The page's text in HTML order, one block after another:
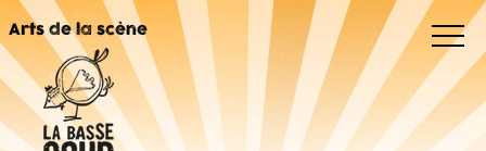
Arts de la scène
Humour